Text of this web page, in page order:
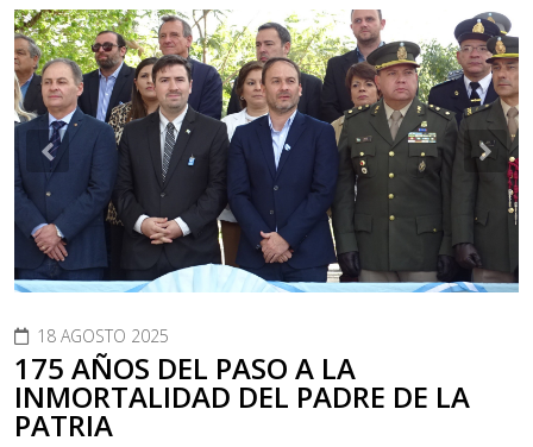
Previous
18 AGOSTO 2025
175 AÑOS DEL PASO A LA
INMORTALIDAD DEL PADRE DE LA
PATRIA